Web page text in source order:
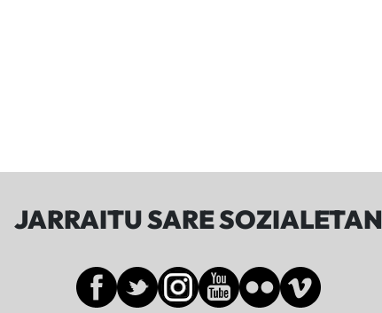
JARRAITU SARE SOZIALETAN